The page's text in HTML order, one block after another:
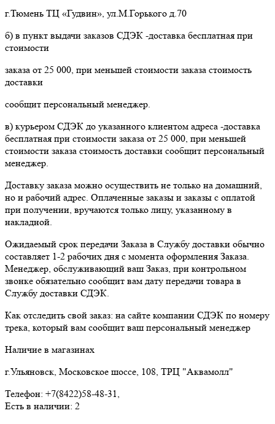
г.Тюмень ТЦ «Гудвин», ул.М.Горького д.70
б) в пункт выдачи заказов СДЭК -доставка бесплатная при
стоимости
заказа от 25 000, при меньшей стоимости заказа стоимость
доставки
сообщит персональный менеджер.
в) курьером СДЭК до указанного клиентом адреса -доставка
бесплатная при стоимости заказа от 25 000, при меньшей
стоимости заказа стоимость доставки сообщит персональный
менеджер.
Доставку заказа можно осуществить не только на домашний,
но и рабочий адрес. Оплаченные заказы и заказы с оплатой
при получении, вручаются только лицу, указанному в
накладной.
Ожидаемый срок передачи Заказа в Службу доставки обычно
составляет 1-2 рабочих дня с момента оформления Заказа.
Менеджер, обслуживающий ваш Заказ, при контрольном
звонке обязательно сообщит вам дату передачи товара в
Службу доставки СДЭК.
Как отследить свой заказ: на сайте компании СДЭК по номеру
трека, который вам сообщит ваш персональный менеджер
Наличие в магазинах
г.Ульяновск, Московское шоссе, 108, ТРЦ "Аквамолл"
Телефон: +7(8422)58-48-31,
Есть в наличии: 2